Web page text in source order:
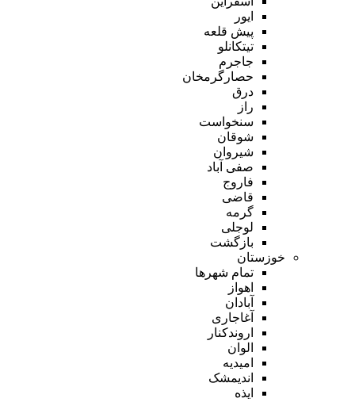
ایور
پیش قلعه
تیتکانلو
جاجرم
حصارگرمخان
درق
راز
سنخواست
شوقان
شیروان
صفی آباد
فاروج
قاضی
گرمه
لوجلی
بازگشت
خوزستان
تمام شهر‌ها
اهواز
آبادان
آغاجاری
اروندکنار
الوان
امیدیه
اندیمشک
ایذه